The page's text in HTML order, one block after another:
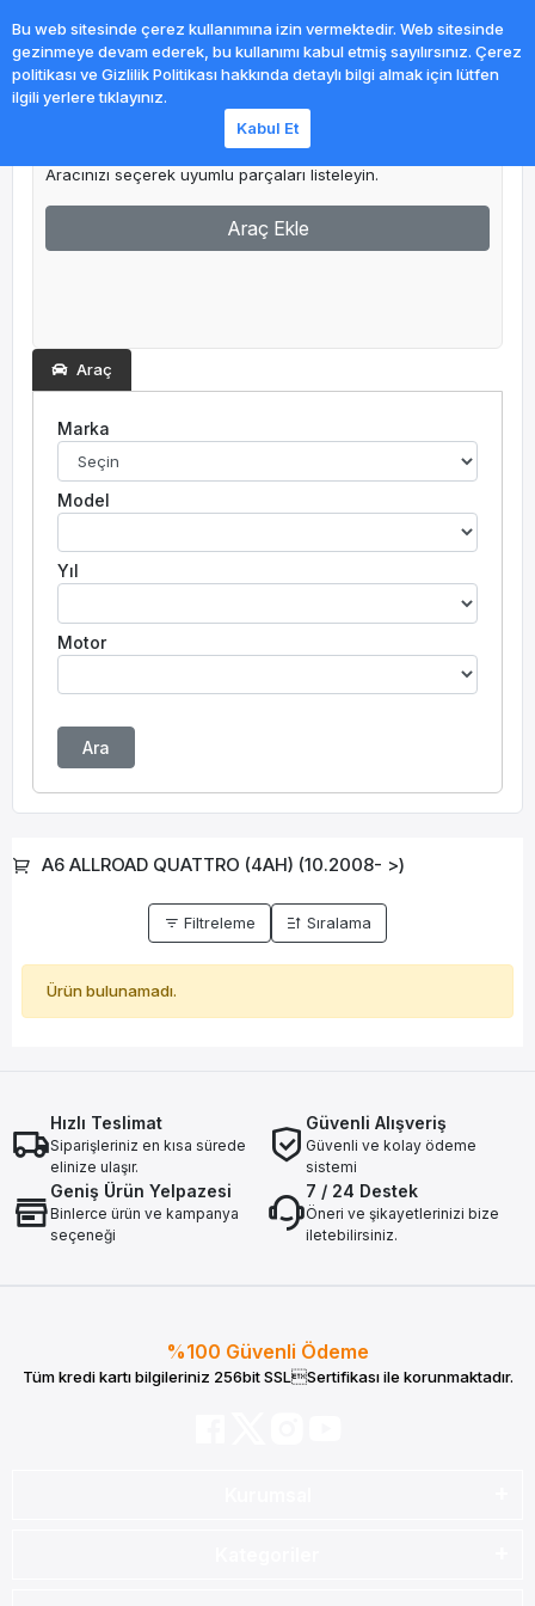
Aracınızı seçerek uyumlu parçaları listeleyin.
Araç Ekle
Araç
Marka
Model
Yıl
Motor
Ara
A6 ALLROAD QUATTRO (4AH) (10.2008- >)
Filtreleme Sıralama
Ürün bulunamadı.
Hızlı Teslimat
Siparişleriniz en kısa sürede
elinize ulaşır.
Güvenli Alışveriş
Güvenli ve kolay ödeme
sistemi
Geniş Ürün Yelpazesi
Binlerce ürün ve kampanya
seçeneği
7 / 24 Destek
Öneri ve şikayetlerinizi bize
iletebilirsiniz.
%100 Güvenli Ödeme
Tüm kredi kartı bilgileriniz 256bit SSLSertifikası ile korunmaktadır.
Bu web sitesinde çerez kullanımına izin vermektedir. Web sitesinde
gezinmeye devam ederek, bu kullanımı kabul etmiş sayılırsınız. Çerez
politikası ve Gizlilik Politikası hakkında detaylı bilgi almak için lütfen
ilgili yerlere tıklayınız.
Kabul Et